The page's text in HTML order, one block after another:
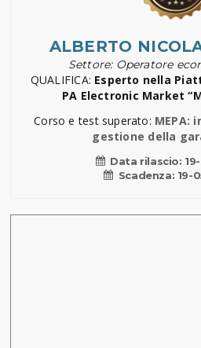
ALBERTO
Settore: Operatore
QUALIFICA: Esperto nella
PA Electronic Market
Corso e test superato: MEPA:
gestione della
Data rilascio:
Scadenza: 19-